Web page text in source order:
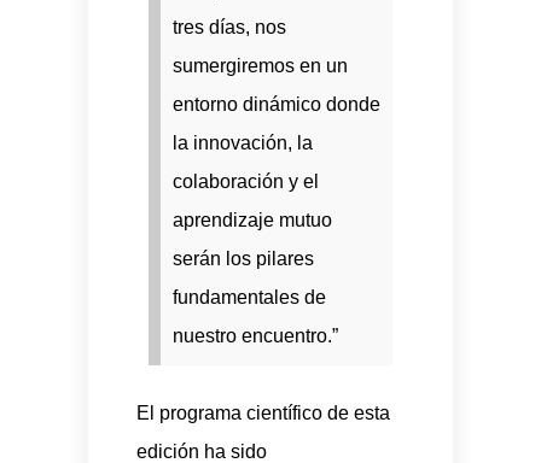
tres días, nos
sumergiremos en un
entorno dinámico donde
la innovación, la
colaboración y el
aprendizaje mutuo
serán los pilares
fundamentales de
nuestro encuentro.”
El programa científico de esta
edición ha sido